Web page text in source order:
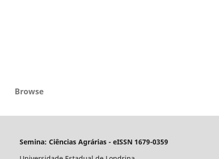
Browse
Semina: Ciências Agrárias - eISSN 1679-0359